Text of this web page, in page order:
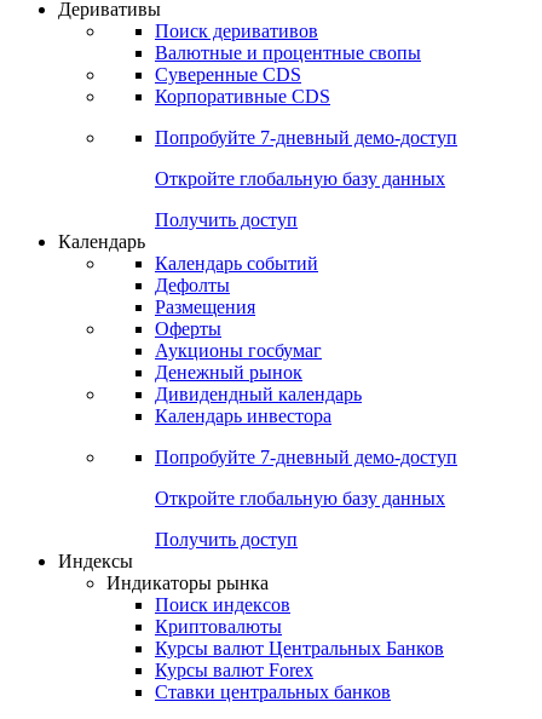
Откройте глобальную базу данных
Получить доступ
Деривативы
Валютные и процентные свопы
Корпоративные CDS
Попробуйте7-дневный
Откройте глобальную базу данных
Получить доступ
Календарь
Календарь событий
Дефолты
Размещения
Оферты
Денежный рынок
Календарь инвестора
Попробуйте7-дневный
Откройте глобальную базу данных
Получить доступ
Индикаторы рынка
Поиск индексов